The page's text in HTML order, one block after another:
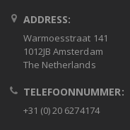
ADDRESS:
Warmoesstraat 141
1012JB Amsterdam
The Netherlands
TELEFOONNUMMER:
+31 (0) 20 6274174